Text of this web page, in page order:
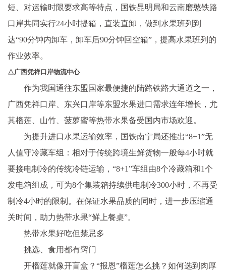
短、对运输时限要求高等特点，国铁昆明局和云南磨憨铁路
口岸共同实行24小时提箱，直装直卸，做到水果班列到
达“90分钟内卸车，卸车后90分钟回空箱”，提高水果班列的
作业效率。
△广西凭祥口岸物流中心
作为我国通往东盟国家最便捷的陆路铁路大通道之一，
广西凭祥口岸、东兴口岸等东盟水果进口需求连年增长，尤
其榴莲、山竹、菠萝蜜等热带水果备受国内市场欢迎。
为提升进口水果运输效率，国铁南宁局还推出“8+1”无
人值守冷藏车组：相对于传统跨境生鲜货物一般每4小时就
要接电制冷的传统冷链运输，“8+1”车组由8个冷藏箱和1个
发电箱组成，可为8个集装箱持续供电制冷300小时，不再受
制冷4小时的限制。在保证水果品质的同时，进一步压缩通
关时间，助力热带水果“鲜上餐桌”。
热带水果好吃但禁忌多
挑选、食用都有窍门
开榴莲就像开盲盒？“报恩”榴莲怎么挑？如何选到肉厚